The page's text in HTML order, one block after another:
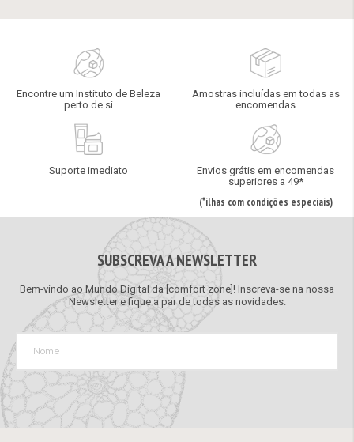
Encontre um Instituto de Beleza
perto de si
Amostras incluídas em todas as
encomendas
Suporte imediato
Envios grátis em encomendas
superiores a 49*
(*ilhas com condições especiais)
SUBSCREVA A NEWSLETTER
Bem-vindo ao Mundo Digital da [comfort zone]! Inscreva-se na nossa
Newsletter e fique a par de todas as novidades.